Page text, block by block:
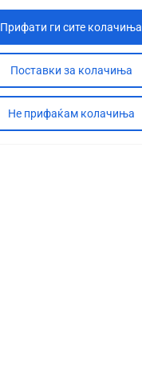
Поставки за колачиња
Не прифаќам колачиња
Прифати ги сите колачиња